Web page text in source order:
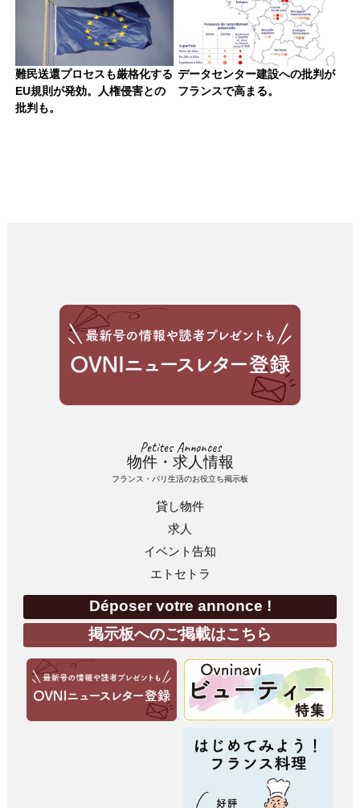
難民送還プロセスも厳格化する
EU規則が発効。人権侵害との
批判も。
データセンター建設への批判が
フランスで高まる。
Petites Annonces
物件・求人情報
フランス・パリ生活のお役立ち掲示板
貸し物件
求人
イベント告知
エトセトラ
Déposer votre annonce !
掲示板へのご掲載はこちら